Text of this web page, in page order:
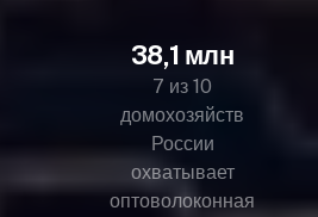
38,1 млн
7 из 10
домохозяйств
России
охватывает
оптоволоконная